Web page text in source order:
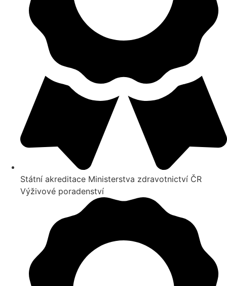
Státní akreditace Ministerstva zdravotnictví ČR
Výživové poradenství